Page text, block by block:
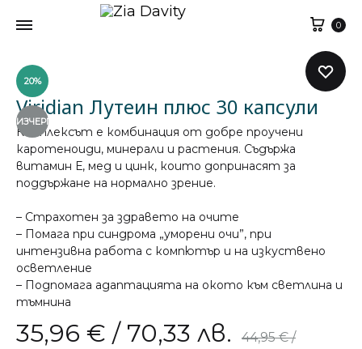
0
20%
ИЗЧЕРПАН
Viridian Лутеин плюс 30 капсули
Комплексът е комбинация от добре проучени
каротеноиди, минерали и растения. Съдържа
витамин Е, мед и цинк, които допринасят за
поддържане на нормално зрение.
– Страхотен за здравето на очите
– Помага при синдрома „уморени очи”, при
интензивна работа с компютър и на изкуствено
осветление
– Подпомага адаптацията на окото към светлина и
тъмнина
35,96 € / 70,33 лв. 44,95€/